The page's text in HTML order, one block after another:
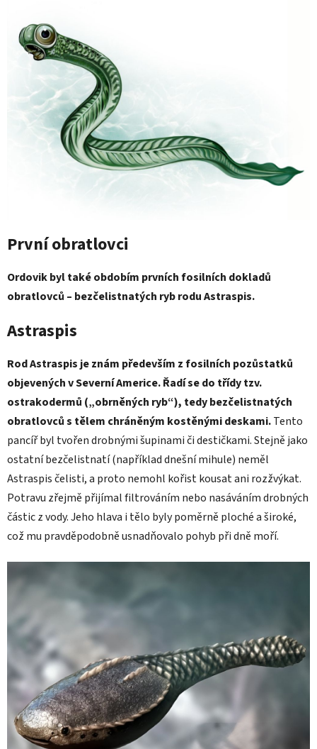
První obratlovci
Ordovik byl také obdobím prvních fosilních dokladů
obratlovců – bezčelistnatých ryb rodu Astraspis.
Astraspis
Rod Astraspis je znám především z fosilních pozůstatků
objevených v Severní Americe. Řadí se do třídy tzv.
ostrakodermů („obrněných ryb“), tedy bezčelistnatých
obratlovců s tělem chráněným kostěnými deskami.Tento
pancíř byl tvořen drobnými šupinami či destičkami. Stejně jako
ostatní bezčelistnatí (například dnešní mihule) neměl
Astraspis čelisti, a proto nemohl kořist kousat ani rozžvýkat.
Potravu zřejmě přijímal filtrováním nebo nasáváním drobných
částic z vody. Jeho hlava i tělo byly poměrně ploché a široké,
což mu pravděpodobně usnadňovalo pohyb při dně moří.